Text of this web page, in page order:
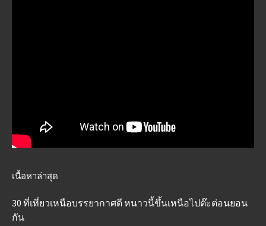
เนื้อหาล่าสุด
30 ที่เที่ยวเหนือบรรยากาศดี หนาวนี้ขึ้นเหนือไปต๊ะต่อนยอน
กัน